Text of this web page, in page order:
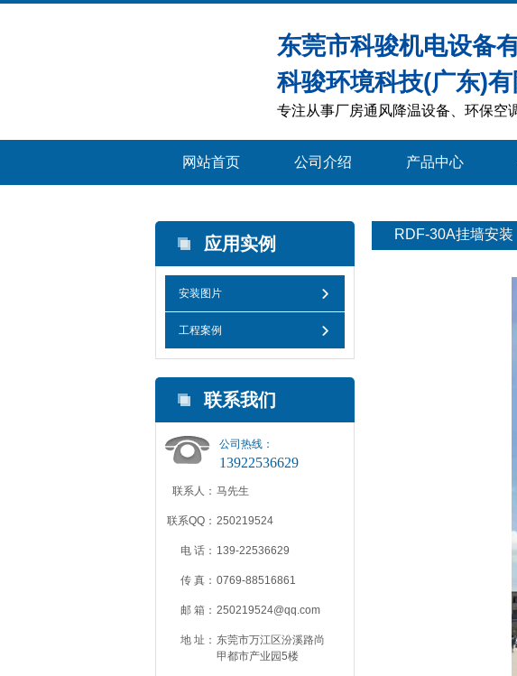
东莞市科骏机电设备
科骏环境科技(广东)有
专注从事厂房通风降温设备、环保空
网站首页 公司介绍 产品中心
应用实例
安装图片
工程案例
联系我们
公司热线：
13922536629
联系人： 马先生
联系QQ： 250219524
电 话： 139-22536629
传 真： 0769-88516861
邮 箱： 250219524@qq.com
地 址： 东莞市万江区汾溪路尚
甲都市产业园5楼
RDF-30A挂墙安装